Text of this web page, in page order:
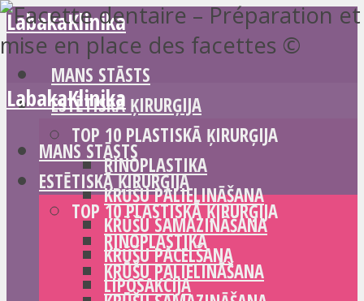
LabakaKlinika
MANS STĀSTS
ESTĒTISKĀ ĶIRURĢIJA
TOP 10 PLASTISKĀ ĶIRURĢIJA
RINOPLASTIKA
KRŪŠU PALIELINĀŠANA
KRŪŠU SAMAZINĀŠANA
KRŪŠU PACELŠANA
LIPOSAKCIJA
LabakaKlinika
MANS STĀSTS
ESTĒTISKĀ ĶIRURĢIJA
TOP 10 PLASTISKĀ ĶIRURĢIJA
RINOPLASTIKA
KRŪŠU PALIELINĀŠANA